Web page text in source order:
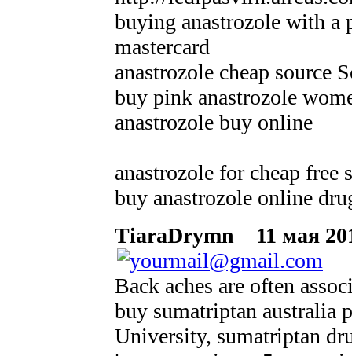
buying anastrozole with a
mastercard
anastrozole cheap source
buy pink anastrozole
anastrozole buy online
anastrozole for cheap
buy anastrozole online
TiaraDrymn
11 мая
Back aches are often
buy sumatriptan australia
University, sumatriptan